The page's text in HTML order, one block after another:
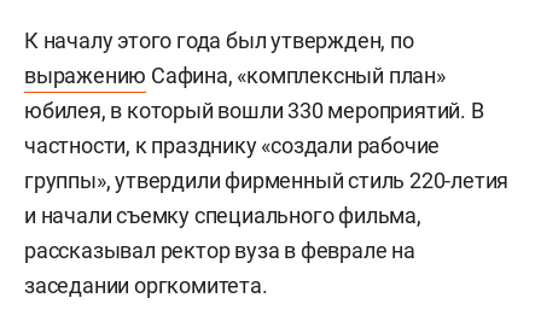
К началу этого года был утвержден, по
выражению Сафина, «комплексный план»
юбилея, в который вошли 330 мероприятий. В
частности, к празднику «создали рабочие
группы», утвердили фирменный стиль 220-летия
и начали съемку специального фильма,
рассказывал ректор вуза в феврале на
заседании оргкомитета.